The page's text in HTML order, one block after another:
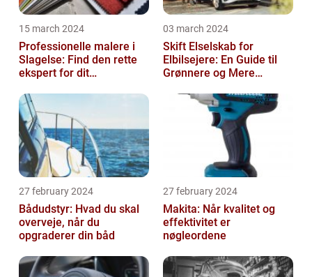
15 march 2024
Professionelle malere i
Slagelse: Find den rette
ekspert for dit
03 march 2024
Skift Elselskab for
Elbilsejere: En Guide til
Grønnere og Mere
27 february 2024
Bådudstyr: Hvad du skal
overveje, når du
opgraderer din båd
27 february 2024
Makita: Når kvalitet og
effektivitet er
nøgleordene